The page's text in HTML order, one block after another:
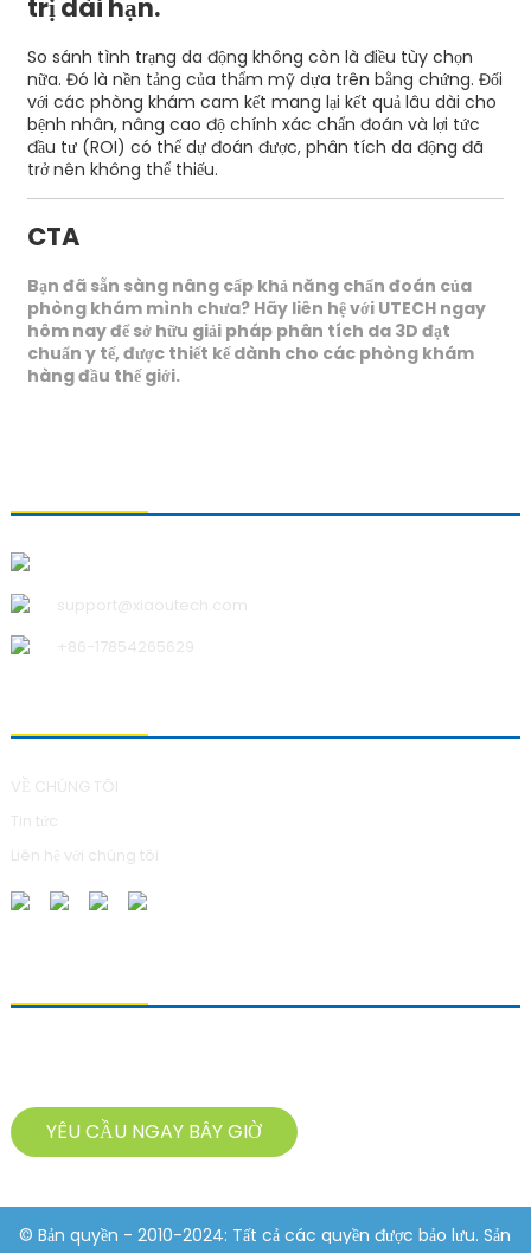
trị dài hạn.
So sánh tình trạng da động không còn là điều tùy chọn
nữa. Đó là nền tảng của thẩm mỹ dựa trên bằng chứng. Đối
với các phòng khám cam kết mang lại kết quả lâu dài cho
bệnh nhân, nâng cao độ chính xác chẩn đoán và lợi tức
đầu tư (ROI) có thể dự đoán được, phân tích da động đã
trở nên không thể thiếu.
CTA
Bạn đã sẵn sàng nâng cấp khả năng chẩn đoán của
phòng khám mình chưa? Hãy liên hệ với UTECH ngay
hôm nay để sở hữu giải pháp phân tích da 3D đạt
chuẩn y tế, được thiết kế dành cho các phòng khám
hàng đầu thế giới.
support@xiaoutech.com
+86-17854265629
VỀ CHÚNG TÔI
Tin tức
Liên hệ với chúng tôi
YÊU CẦU NGAY BÂY GIỜ
© Bản quyền - 2010-2024: Tất cả các quyền được bảo lưu. Sản